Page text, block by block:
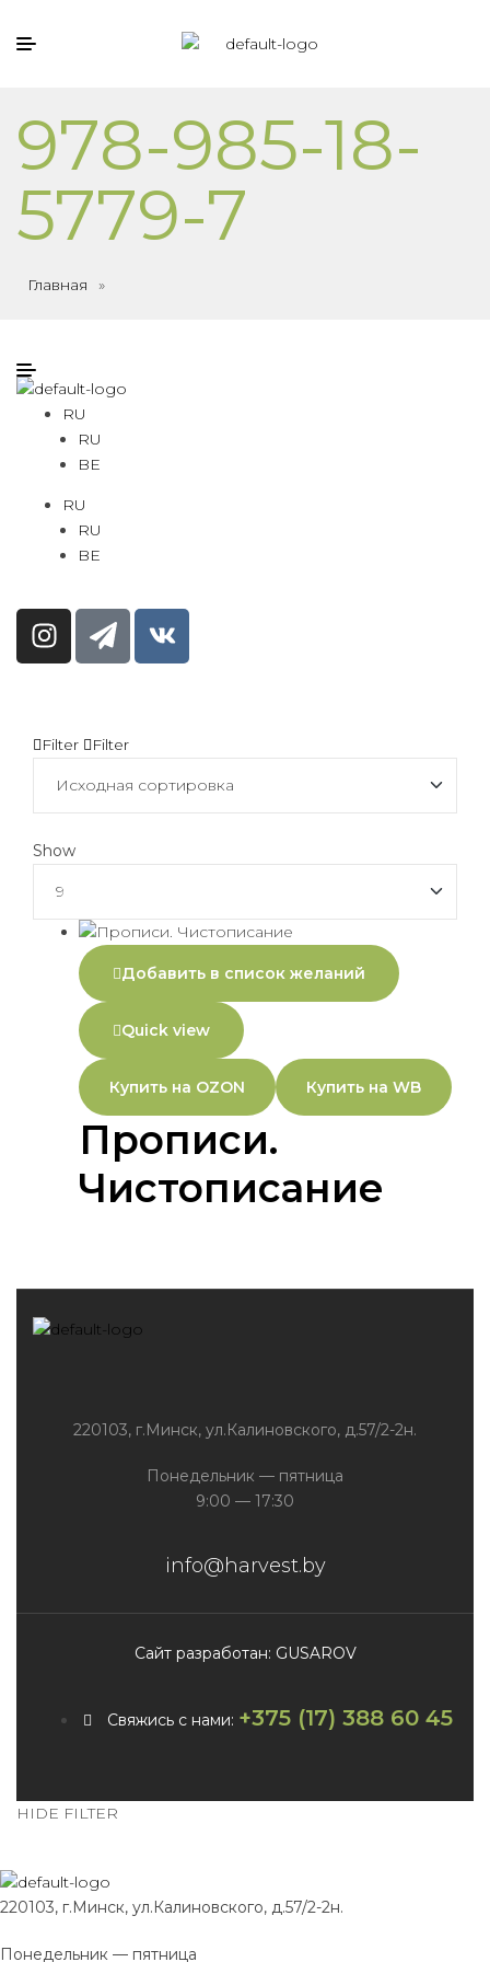
978-985-18-
5779-7
Главная »
RU
RU
BE
RU
RU
BE
Filter Filter
Show
Добавить в список желаний
Quick view
Купить на OZON Купить на WB
Прописи.
Чистописание
220103, г.Минск, ул.Калиновского, д.57/2-2н.
Понедельник — пятница
9:00 — 17:30
info@harvest.by
Сайт разработан: GUSAROV
Свяжись с нами: +375 (17) 388 60 45
HIDE FILTER
220103, г.Минск, ул.Калиновского, д.57/2-2н.
Понедельник — пятница